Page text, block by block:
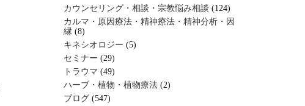
カウンセリング・相談・宗教悩み相談 (124)
カルマ・原因療法・精神療法・精神分析・因
縁 (8)
キネシオロジー (5)
セミナー (29)
トラウマ (49)
ハーブ・植物・植物療法 (2)
ブログ (547)